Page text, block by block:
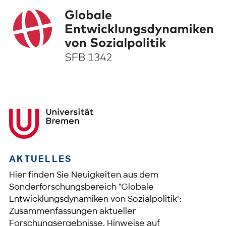
AKTUELLES
Hier finden Sie Neuigkeiten aus dem
Sonderforschungsbereich "Globale
Entwicklungsdynamiken von Sozialpolitik":
Zusammenfassungen aktueller
Forschungsergebnisse, Hinweise auf